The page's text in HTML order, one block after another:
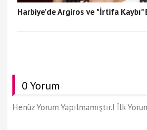
Harbiye’de Argiros ve "İrtifa Kaybı"
0 Yorum
Henüz Yorum Yapılmamıştır.! İlk